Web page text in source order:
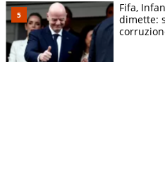
Fifa,
dimette: